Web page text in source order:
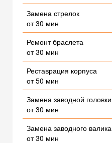
Замена стрелок
от 30 мин
Ремонт браслета
от 30 мин
Реставрация корпуса
от 50 мин
Замена заводной головки
от 30 мин
Замена заводного валика
от 30 мин